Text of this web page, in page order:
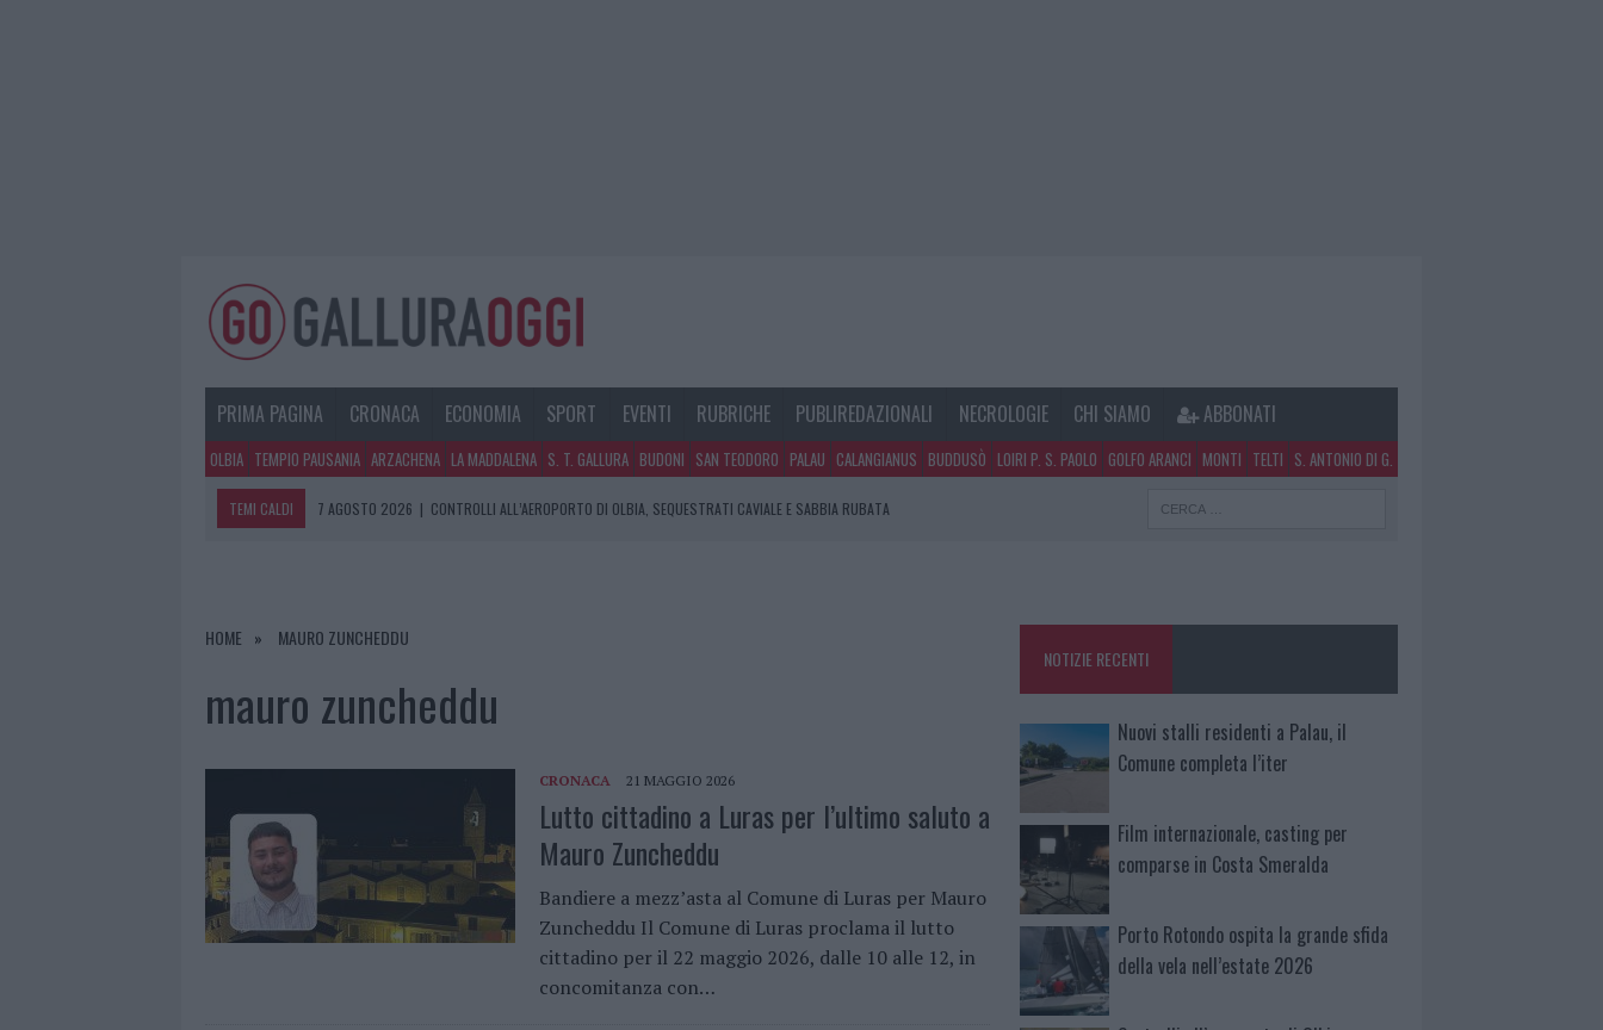
PRIMA PAGINA CRONACA ECONOMIA SPORT EVENTI RUBRICHE PUBLIREDAZIONALI NECROLOGIE CHI SIAMO ABBONATI
OLBIA TEMPIO PAUSANIA ARZACHENA LA MADDALENA S. T. GALLURA BUDONI SAN TEODORO PALAU CALANGIANUS BUDDUSÒ LOIRI P. S. PAOLO GOLFO ARANCI MONTI TELTI S. ANTONIO DI G.
TEMI CALDI 7 AGOSTO 2026 | CONTROLLI ALL’AEROPORTO DI OLBIA, SEQUESTRATI CAVIALE E SABBIA RUBATA
|
7 AGOSTO 2026 | FILM INTERNAZIONALE, CASTING PER COMPARSE IN COSTA SMERALDA
HOME MAURO ZUNCHEDDU
mauro zuncheddu
CRONACA 21 MAGGIO 2026
Lutto cittadino a Luras per l’ultimo saluto a
Mauro Zuncheddu
Bandiere a mezz’asta al Comune di Luras per Mauro
Zuncheddu Il Comune di Luras proclama il lutto
cittadino per il 22 maggio 2026, dalle 10 alle 12, in
concomitanza con…
NOTIZIE RECENTI
Nuovi stalli residenti a Palau, il
Comune completa l’iter
Film internazionale, casting per
comparse in Costa Smeralda
Porto Rotondo ospita la grande sfida
della vela nell’estate 2026